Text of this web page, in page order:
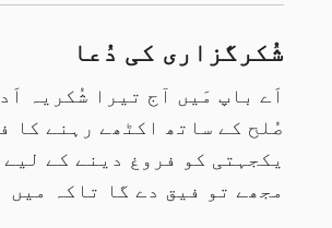
شُکرگزاری کی دُعا
اَے باپ مَیں آج تیرا شُکریہ
صُلح کے ساتھ اکٹھے رہنے کا
یکجہتی کو فروغ دینے کے
مجھے تو فیق دے گا تاکہ میں